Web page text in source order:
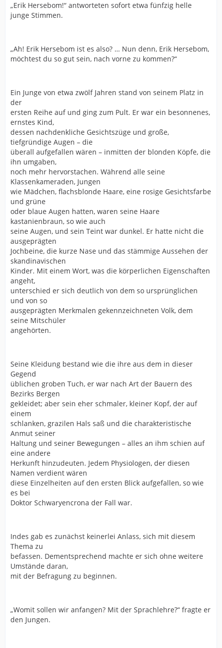
„Erik Hersebom!“ antworteten sofort etwa fünfzig helle
junge Stimmen.
„Ah! Erik Hersebom ist es also? … Nun denn, Erik Hersebom,
möchtest du so gut sein, nach vorne zu kommen?“
Ein Junge von etwa zwölf Jahren stand von seinem Platz in
der
ersten Reihe auf und ging zum Pult. Er war ein besonnenes,
ernstes Kind,
dessen nachdenkliche Gesichtszüge und große,
tiefgründige Augen – die
überall aufgefallen wären – inmitten der blonden Köpfe, die
ihn umgaben,
noch mehr hervorstachen. Während alle seine
Klassenkameraden, Jungen
wie Mädchen, flachsblonde Haare, eine rosige Gesichtsfarbe
und grüne
oder blaue Augen hatten, waren seine Haare
kastanienbraun, so wie auch
seine Augen, und sein Teint war dunkel. Er hatte nicht die
ausgeprägten
Jochbeine, die kurze Nase und das stämmige Aussehen der
skandinavischen
Kinder. Mit einem Wort, was die körperlichen Eigenschaften
angeht,
unterschied er sich deutlich von dem so ursprünglichen
und von so
ausgeprägten Merkmalen gekennzeichneten Volk, dem
seine Mitschüler
angehörten.
Seine Kleidung bestand wie die ihre aus dem in dieser
Gegend
üblichen groben Tuch, er war nach Art der Bauern des
Bezirks Bergen
gekleidet; aber sein eher schmaler, kleiner Kopf, der auf
einem
schlanken, grazilen Hals saß und die charakteristische
Anmut seiner
Haltung und seiner Bewegungen – alles an ihm schien auf
eine andere
Herkunft hinzudeuten. Jedem Physiologen, der diesen
Namen verdient wären
diese Einzelheiten auf den ersten Blick aufgefallen, so wie
es bei
Doktor Schwaryencrona der Fall war.
Indes gab es zunächst keinerlei Anlass, sich mit diesem
Thema zu
befassen. Dementsprechend machte er sich ohne weitere
Umstände daran,
mit der Befragung zu beginnen.
„Womit sollen wir anfangen? Mit der Sprachlehre?“ fragte er
den Jungen.